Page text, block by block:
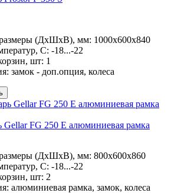
(ДхШхВ), мм: 1000х600х840
C: -18...-22
шт: 1
замок - доп.опция, колеса
FG 250 E алюминиевая рамка
(ДхШхВ), мм: 800х600х860
C: -18...-22
шт: 2
алюминиевая рамка, замок, колеса